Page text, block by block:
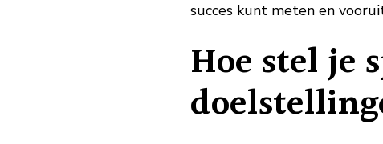
succes kunt meten en
Hoe stel je